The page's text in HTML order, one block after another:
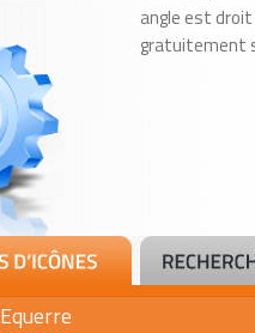
angle est
gratuitement
Equerre